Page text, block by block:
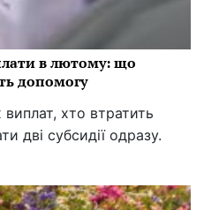
в лютому: що
допомогу
хто втратить
дві субсидії одразу.